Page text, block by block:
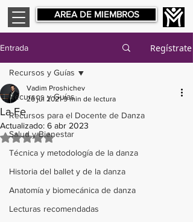
AREA DE MIEMBROS
Entrada Regístrate
Recursos y Guías
Recursos para el Docente de Danza
Salud y Bienestar
Técnica y metodología de la danza
Historia del ballet y de la danza
Anatomía y biomecánica de danza
Lecturas recomendadas
Recursos y Guías
La Fe
Vadim Proshichev
26 jul 2021 9 min de lectura
Actualizado: 6 abr 2023
Obtuvo NaN de 5 estrellas.